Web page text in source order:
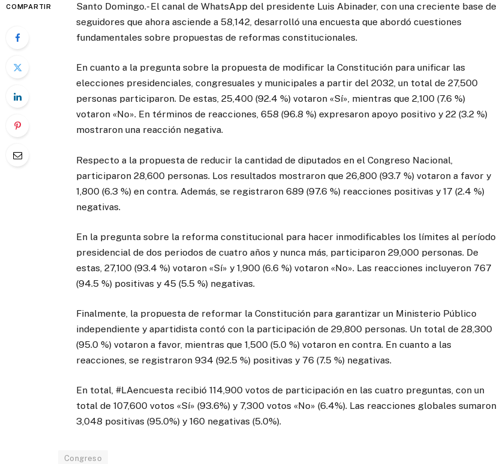
COMPARTIR
Santo Domingo.- El canal de WhatsApp del presidente Luis Abinader, con una creciente base de
seguidores que ahora asciende a 58,142, desarrolló una encuesta que abordó cuestiones
fundamentales sobre propuestas de reformas constitucionales.
En cuanto a la pregunta sobre la propuesta de modificar la Constitución para unificar las
elecciones presidenciales, congresuales y municipales a partir del 2032, un total de 27,500
personas participaron. De estas, 25,400 (92.4 %) votaron «Sí», mientras que 2,100 (7.6 %)
votaron «No». En términos de reacciones, 658 (96.8 %) expresaron apoyo positivo y 22 (3.2 %)
mostraron una reacción negativa.
Respecto a la propuesta de reducir la cantidad de diputados en el Congreso Nacional,
participaron 28,600 personas. Los resultados mostraron que 26,800 (93.7 %) votaron a favor y
1,800 (6.3 %) en contra. Además, se registraron 689 (97.6 %) reacciones positivas y 17 (2.4 %)
negativas.
En la pregunta sobre la reforma constitucional para hacer inmodificables los límites al período
presidencial de dos periodos de cuatro años y nunca más, participaron 29,000 personas. De
estas, 27,100 (93.4 %) votaron «Sí» y 1,900 (6.6 %) votaron «No». Las reacciones incluyeron 767
(94.5 %) positivas y 45 (5.5 %) negativas.
Finalmente, la propuesta de reformar la Constitución para garantizar un Ministerio Público
independiente y apartidista contó con la participación de 29,800 personas. Un total de 28,300
(95.0 %) votaron a favor, mientras que 1,500 (5.0 %) votaron en contra. En cuanto a las
reacciones, se registraron 934 (92.5 %) positivas y 76 (7.5 %) negativas.
En total, #LAencuesta recibió 114,900 votos de participación en las cuatro preguntas, con un
total de 107,600 votos «Sí» (93.6%) y 7,300 votos «No» (6.4%). Las reacciones globales sumaron
3,048 positivas (95.0%) y 160 negativas (5.0%).
Congreso